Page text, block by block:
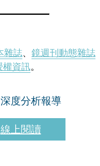
雜誌、 鏡週刊動態雜誌
權資訊。
度分析報導
線上閱讀